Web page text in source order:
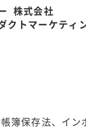
0
0
%
株式会社
クトマーケティ
簿保存法、イン